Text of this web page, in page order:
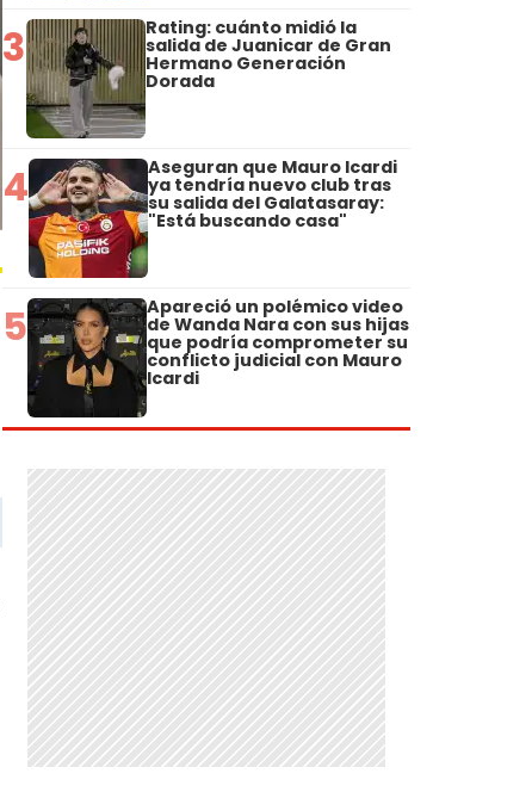
3 Rating: cuánto midió la
salida de Juanicar de Gran
Hermano Generación
Dorada
4 Aseguran que Mauro Icardi
ya tendría nuevo club tras
su salida del Galatasaray:
"Está buscando casa"
5 Apareció un polémico video
de Wanda Nara con sus hijas
que podría comprometer su
conflicto judicial con Mauro
Icardi